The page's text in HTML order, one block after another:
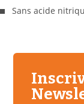
Sans acide